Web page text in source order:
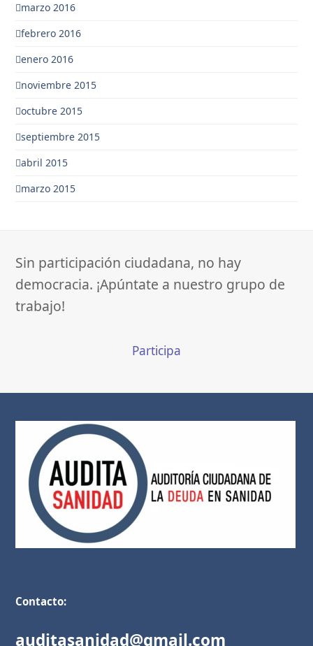
marzo 2016
febrero 2016
enero 2016
noviembre 2015
octubre 2015
septiembre 2015
abril 2015
marzo 2015
Sin participación ciudadana, no hay
democracia. ¡Apúntate a nuestro grupo de
trabajo!
Participa
Contacto:
auditasanidad@gmail.com